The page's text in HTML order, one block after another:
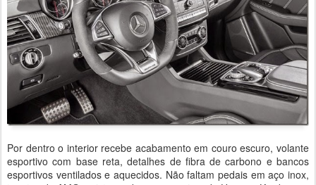
Por dentro o interior recebe acabamento em couro escuro, volante
esportivo com base reta, detalhes de fibra de carbono e bancos
esportivos ventilados e aquecidos. Não faltam pedais em aço inox,